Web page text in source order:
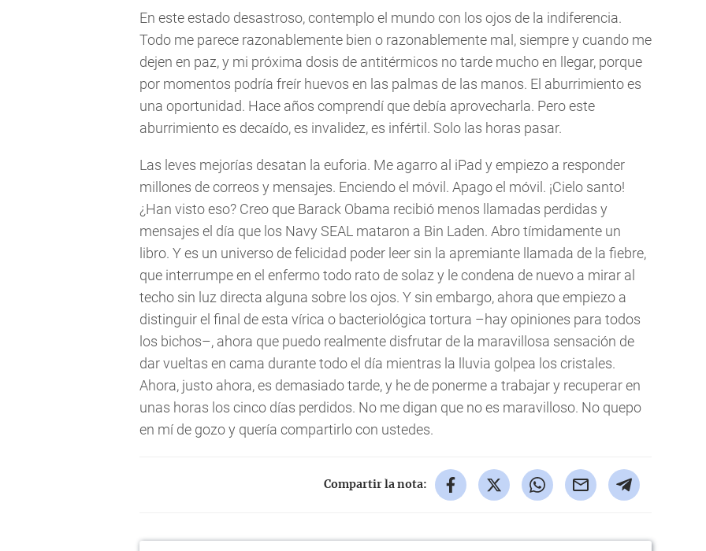
En este estado desastroso, contemplo el mundo con los ojos de la indiferencia.
Todo me parece razonablemente bien o razonablemente mal, siempre y cuando me
dejen en paz, y mi próxima dosis de antitérmicos no tarde mucho en llegar, porque
por momentos podría freír huevos en las palmas de las manos. El aburrimiento es
una oportunidad. Hace años comprendí que debía aprovecharla. Pero este
aburrimiento es decaído, es invalidez, es infértil. Solo las horas pasar.
Las leves mejorías desatan la euforia. Me agarro al iPad y empiezo a responder
millones de correos y mensajes. Enciendo el móvil. Apago el móvil. ¡Cielo santo!
¿Han visto eso? Creo que Barack Obama recibió menos llamadas perdidas y
mensajes el día que los Navy SEAL mataron a Bin Laden. Abro tímidamente un
libro. Y es un universo de felicidad poder leer sin la apremiante llamada de la fiebre,
que interrumpe en el enfermo todo rato de solaz y le condena de nuevo a mirar al
techo sin luz directa alguna sobre los ojos. Y sin embargo, ahora que empiezo a
distinguir el final de esta vírica o bacteriológica tortura –hay opiniones para todos
los bichos–, ahora que puedo realmente disfrutar de la maravillosa sensación de
dar vueltas en cama durante todo el día mientras la lluvia golpea los cristales.
Ahora, justo ahora, es demasiado tarde, y he de ponerme a trabajar y recuperar en
unas horas los cinco días perdidos. No me digan que no es maravilloso. No quepo
en mí de gozo y quería compartirlo con ustedes.
Compartir la nota: